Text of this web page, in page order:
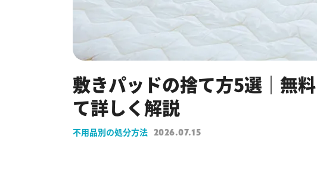
敷きパッドの捨て方5選｜無
て詳しく解説
不用品別の処分方法 2026.07.15